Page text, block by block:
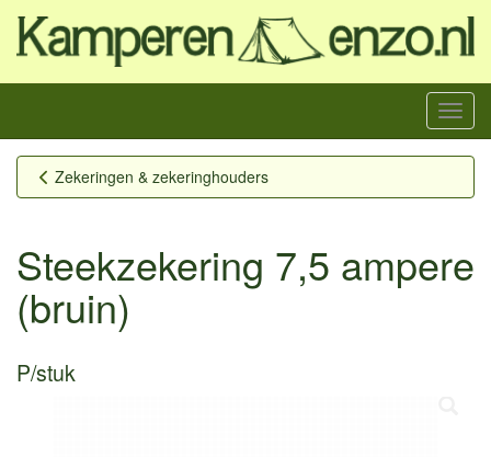
Menu
Zekeringen & zekeringhouders
Steekzekering 7,5 ampere
(bruin)
P/stuk